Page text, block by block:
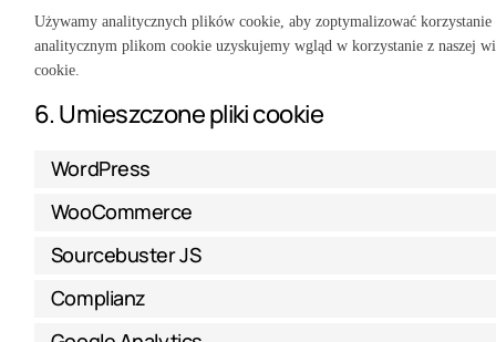
Używamy analitycznych plików cookie, aby zoptymalizować
analitycznym plikom cookie uzyskujemy wgląd w korzystanie z naszej
cookie.
6. Umieszczone pliki cookie
WordPress
WooCommerce
Sourcebuster JS
Complianz